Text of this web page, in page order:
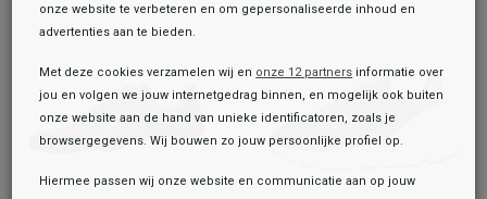
onze website te verbeteren en om gepersonaliseerde inhoud en
advertenties aan te bieden.
Met deze cookies verzamelen wij en onze 12 partners informatie over
jou en volgen we jouw internetgedrag binnen, en mogelijk ook buiten
onze website aan de hand van unieke identificatoren, zoals je
browsergegevens. Wij bouwen zo jouw persoonlijke profiel op.
Hiermee passen wij onze website en communicatie aan op jouw